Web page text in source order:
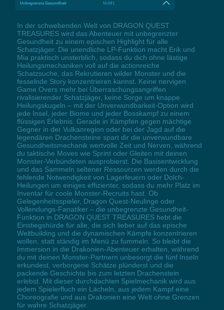
Unbegrenzte Gesundheit NUM1
In der schwebenden Welt von DRAGON QUEST
TREASURES wird das Abenteuer mit unbegrenzter
Gesundheit zu einem epischen Highlight für alle
Schatzjäger. Die unendliche LP-Funktion macht Erik und
Mia praktisch unsterblich, sodass du dich ohne lästige
Heilungsmechaniken voll auf die actionreiche
Schatzsuche, das Rekrutieren wilder Monster und die
fesselnde Story konzentrieren kannst. Keine nervigen
Game Overs mehr bei Überraschungsangriffen
rivalisierender Schatzjäger, keine Sorge um knappe
Heilungskugeln – mit der Unverwundbarkeit-Option wird
jede Insel, jeder Biome und jeder Bosskampf zu einem
flüssigen Erlebnis. Gerade in Kämpfen gegen mächtige
Gegner in der Vulkanregion oder bei der Jagd auf die
legendären Drachensteine spart dir die unverwundbare
Gesundheitsmechanik wertvolle Zeit und Nerven, während
du taktische Moves wie Sprint oder Gleiten mit deinen
Monster-Verbündeten ausprobierst. Die Basisentwicklung
und das Sammeln seltener Ressourcen werden durch die
fehlende Notwendigkeit von Lagerfeuern oder Dolch-
Heilungen um einiges effizienter, sodass du mehr Platz im
Inventar für coole Monster-Recruits hast. Ob
Gelegenheitsspieler, Dragon Quest-Neulinge oder
Vollendungs-Fanatiker – die unbegrenzte Gesundheit-
Funktion in DRAGON QUEST TREASURES hebt die
Einstiegshürde für alle, die sich lieber auf das epische
Weltbuilding und die dynamischen Kämpfe konzentrieren
wollen, statt ständig im Menü zu fummeln. So bleibt die
Immersion in die Drakonien-Abenteuer erhalten, während
du mit deinen Monster-Partnern unbesorgt die fünf Inseln
erkundest, verborgene Schätze plünderst und die
packende Geschichte bis zum letzten Drachenstein
erlebst. Mit dieser durchdachten Spielmechanik wird aus
jedem Spielerfluch ein Lächeln, aus jedem Kampf eine
Choreografie und aus Drakonien eine Welt ohne Grenzen
für wahre Schatzjäger.